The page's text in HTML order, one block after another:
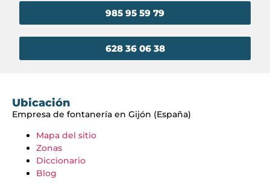
628 36 06 38
985 95 59 79
Ubicación
Empresa de fontanería en Gijón (España)
Mapa del sitio
Zonas
Diccionario
Blog